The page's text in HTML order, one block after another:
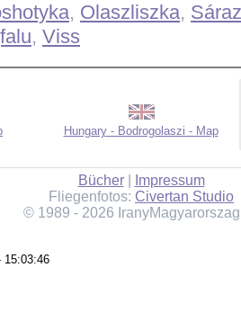
, Olaszliszka,
, Viss
Hungary - Bodrogolaszi - Map
Bücher|
Impressum
Fliegenfotos: Civertan Studio
© 1989 - 2026
15:03:46